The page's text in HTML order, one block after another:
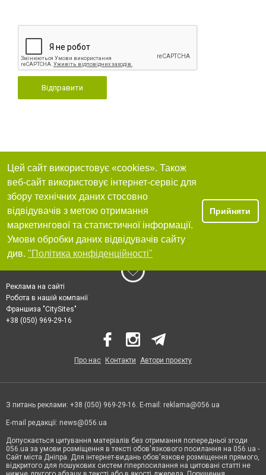
Відправити
Цей сайт використовує «cookies». Також
веб-сайт використовує інтернет-сервіс для
збору технічних даних стосовно
відвідувачів з метою отримання
маркетингової та статистичної інформації.
Умови обробки даних відвідувачів сайту
див. "Політика конфіденційності"
Прийняти
Реклама на сайті
Робота в нашій компанії
Франшиза "CitySites"
+38 (050) 969-29-16
Про нас Контакти Автори проєкту
З питань реклами: +38 (050) 969-29-16. E-mail: reklama@056.ua
E-mail редакції: news@056.ua
Допускається цитування матеріалів без отримання попередньої згоди
056.ua за умови розміщення в тексті обов'язкового посилання на 056.ua -
Сайт міста Дніпра. Для інтернет-видань обов'язкове розміщення прямого,
відкритого для пошукових систем гіперпосилання на цитовані статті не